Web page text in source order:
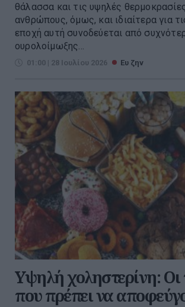
θάλασσα και τις υψηλές
ανθρώπους, όμως, και ιδιαίτερα για
εποχή αυτή συνοδεύεται από
ουρολοίμωξης...
01:00 | 28 Ιουλίου 2026 Ευ ζην
Υψηλή χοληστερίνη: Οι
που πρέπει να